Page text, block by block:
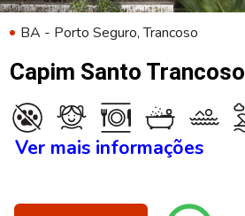
BA - Porto Seguro, Trancoso
Capim Santo Trancoso
Ver mais informações